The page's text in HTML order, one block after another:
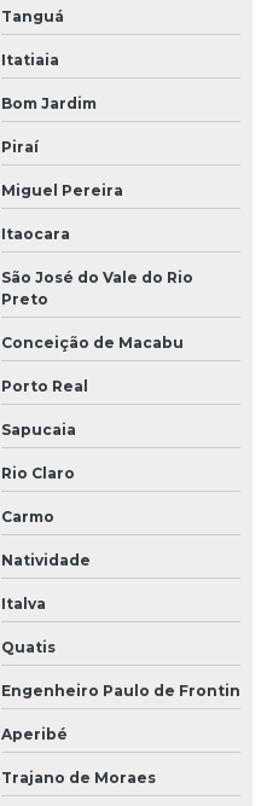
Tanguá
Itatiaia
Bom Jardim
Piraí
Miguel Pereira
Itaocara
São José do Vale do Rio
Preto
Conceição de Macabu
Porto Real
Sapucaia
Rio Claro
Carmo
Natividade
Italva
Quatis
Engenheiro Paulo de Frontin
Aperibé
Trajano de Moraes